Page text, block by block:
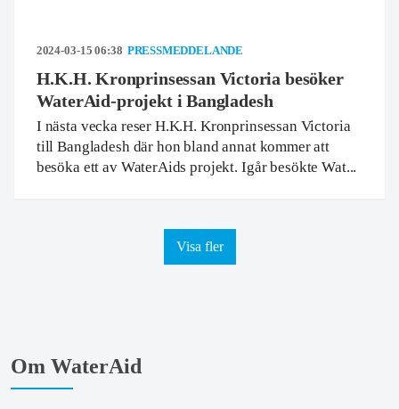
2024-03-15 06:38 PRESSMEDDELANDE
H.K.H. Kronprinsessan Victoria besöker
WaterAid-projekt i Bangladesh
I nästa vecka reser H.K.H. Kronprinsessan Victoria
till Bangladesh där hon bland annat kommer att
besöka ett av WaterAids projekt. Igår besökte Wat...
Visa fler
Om WaterAid